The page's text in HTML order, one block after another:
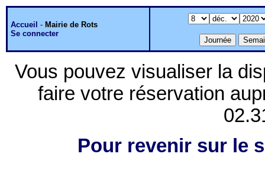
Accueil - Mairie de Rots
Se connecter
Vous pouvez visualiser la
faire votre réservation
Pour revenir sur le